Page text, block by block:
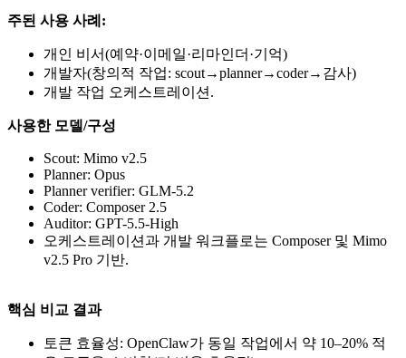
주된 사용 사례:
개인 비서(예약·이메일·리마인더·기억)
개발자(창의적 작업: scout→planner→coder→감사)
개발 작업 오케스트레이션.
사용한 모델/구성
Scout: Mimo v2.5
Planner: Opus
Planner verifier: GLM-5.2
Coder: Composer 2.5
Auditor: GPT-5.5-High
오케스트레이션과 개발 워크플로는 Composer 및 Mimo
v2.5 Pro 기반.
핵심 비교 결과
토큰 효율성: OpenClaw가 동일 작업에서 약 10–20% 적